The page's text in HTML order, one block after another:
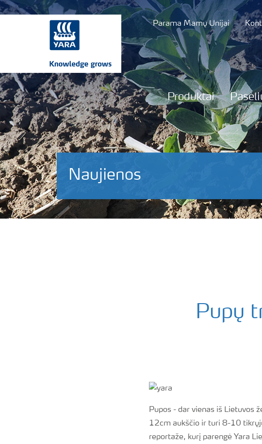
Parama Mamų Unijai
Produktai
Naujienos
Pupų
Pupos - dar vienas iš Lietuvos
12cm aukščio ir turi 8-10
reportaže, kurį parengė Yara